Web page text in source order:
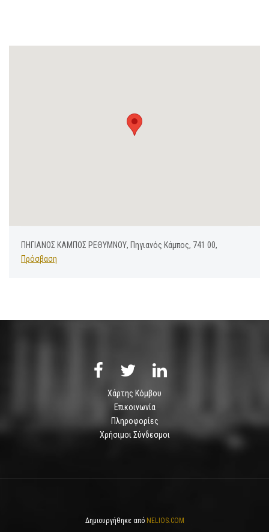
ΠΗΓΙΑΝΟΣ ΚΑΜΠΟΣ ΡΕΘΥΜΝΟΥ, Πηγιανός Κάμπος, 741 00,
Πρόσβαση
Χάρτης Κόμβου
Επικοινωνία
Πληροφορίες
Χρήσιμοι Σύνδεσμοι
Δημιουργήθηκε από NELIOS.COM